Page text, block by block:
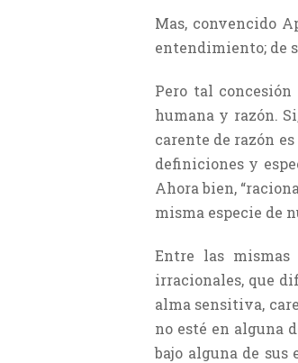
Mas, convencido
entendimiento; de
Pero tal
humana y razón.
carente de razón
definiciones y
Ahora bien,
misma especie de
Entre las mismas
irracionales, que
alma sensitiva,
no esté en alguna
bajo alguna de sus